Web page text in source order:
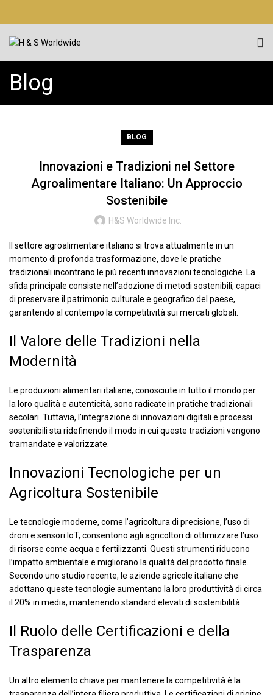
Blog
BLOG
Innovazioni e Tradizioni nel Settore
Agroalimentare Italiano: Un Approccio
Sostenibile
H&S Worldwide Inc.
Il settore agroalimentare italiano si trova attualmente in un
momento di profonda trasformazione, dove le pratiche
tradizionali incontrano le più recenti innovazioni tecnologiche. La
sfida principale consiste nell’adozione di metodi sostenibili, capaci
di preservare il patrimonio culturale e geografico del paese,
garantendo al contempo la competitività sui mercati globali.
Il Valore delle Tradizioni nella
Modernità
Le produzioni alimentari italiane, conosciute in tutto il mondo per
la loro qualità e autenticità, sono radicate in pratiche tradizionali
secolari. Tuttavia, l’integrazione di innovazioni digitali e processi
sostenibili sta ridefinendo il modo in cui queste tradizioni vengono
tramandate e valorizzate.
Innovazioni Tecnologiche per un
Agricoltura Sostenibile
Le tecnologie moderne, come l’agricoltura di precisione, l’uso di
droni e sensori IoT, consentono agli agricoltori di ottimizzare l’uso
di risorse come acqua e fertilizzanti. Questi strumenti riducono
l’impatto ambientale e migliorano la qualità del prodotto finale.
Secondo uno studio recente, le aziende agricole italiane che
adottano queste tecnologie aumentano la loro produttività di circa
il 20% in media, mantenendo standard elevati di sostenibilità.
Il Ruolo delle Certificazioni e della
Trasparenza
Un altro elemento chiave per mantenere la competitività è la